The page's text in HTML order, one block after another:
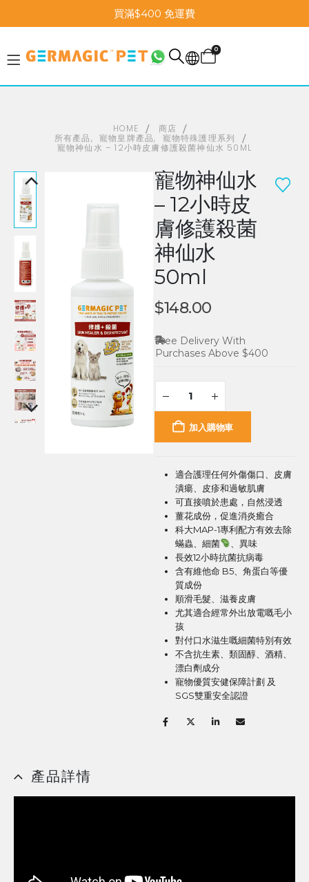
買滿$400 免運費
0
HOME
商店
所有產品, 寵物皇牌產品,
寵物特殊護理系列
寵物神仙水 – 12小時皮膚修護殺菌神仙水 50ML
寵物神仙水
– 12小時皮
膚修護殺菌
神仙水
50ml
$148.00
Free Delivery With
Purchases Above $400
加入購物車
適合護理任何外傷傷口、皮膚
潰瘍、皮疹和過敏肌膚
可直接噴於患處，自然浸透
薑花成份，促進消炎癒合
科大MAP-1專利配方有效去除
蟎蟲、細菌
、異味
長效12小時抗菌抗病毒
含有維他命 B5、角蛋白等優
質成份
順滑毛髮、滋養皮膚
尤其適合經常外出放電嘅毛小
孩
對付口水滋生嘅細菌特別有效
不含抗生素、類固醇、酒精、
漂白劑成分
寵物優質安健保障計劃 及
SGS雙重安全認證
產品詳情